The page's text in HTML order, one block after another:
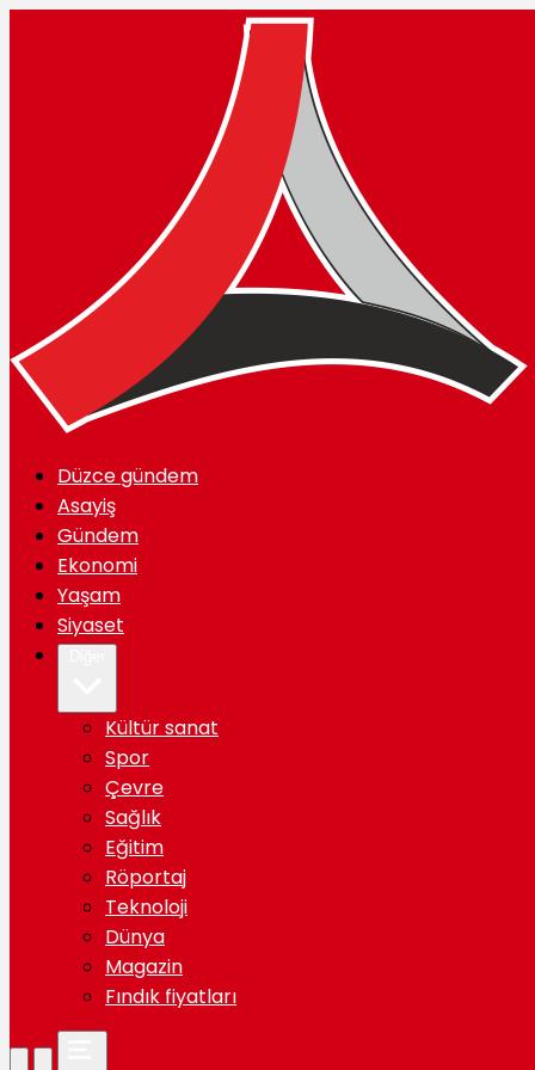
Düzce gündem
Asayiş
Gündem
Ekonomi
Yaşam
Siyaset
Kültür sanat
Spor
Çevre
Sağlık
Eğitim
Röportaj
Teknoloji
Dünya
Magazin
Fındık fiyatları